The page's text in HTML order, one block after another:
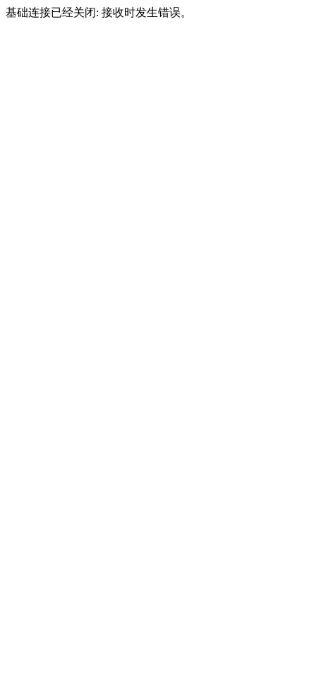
基础连接已经关闭: 接收时发生错误。